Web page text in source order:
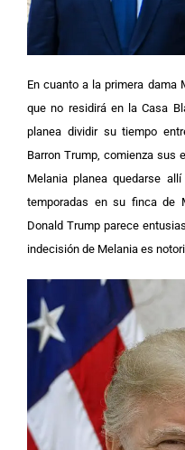
En cuanto a la primera dama
que no residirá en la Casa
planea dividir su tiempo
Barron Trump, comienza sus
Melania planea quedarse
temporadas en su finca de
Donald Trump parece
indecisión de Melania es